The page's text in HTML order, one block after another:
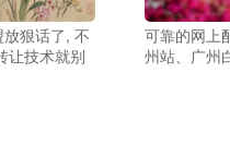
狠话了, 不
让技术就别
可靠的网上
州站、广州